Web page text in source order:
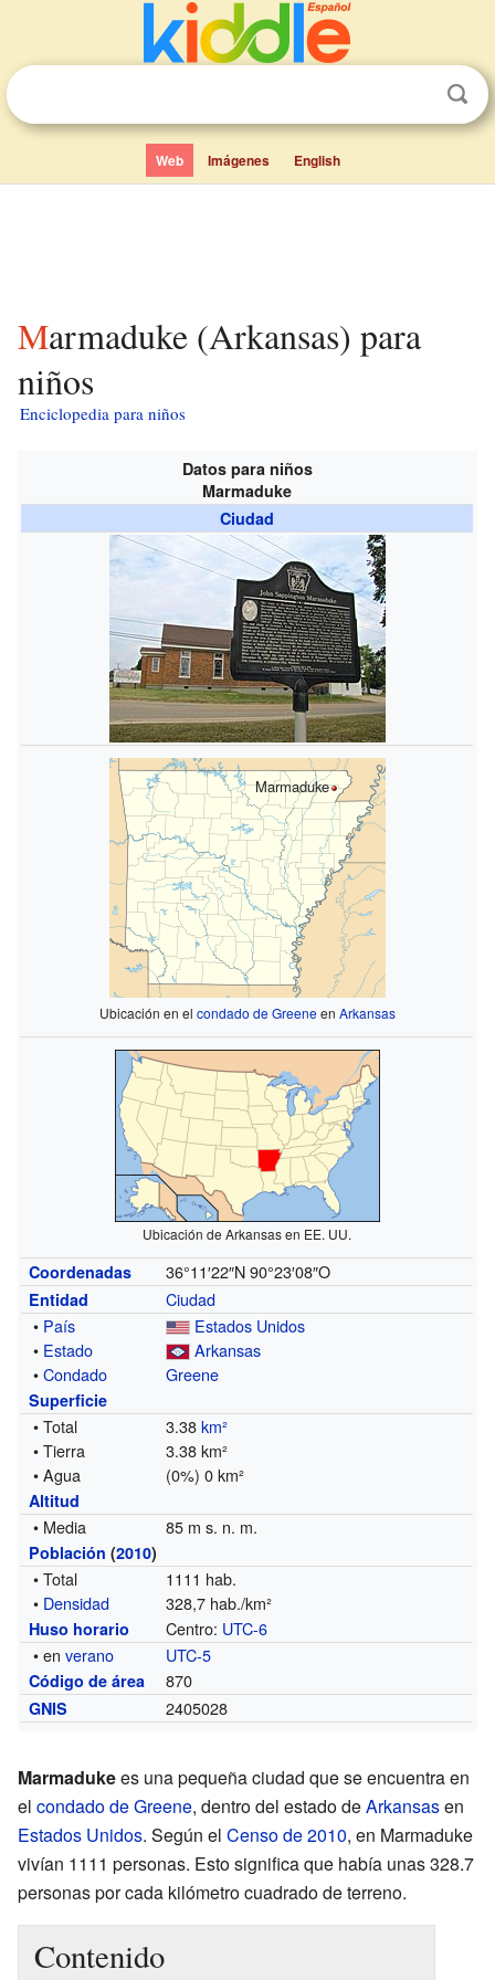
Web Imágenes English
Marmaduke (Arkansas) para
niños
Enciclopedia para niños
Datos para niños
Marmaduke
Ciudad
Marmaduke
Ubicación en el condado de Greeneen Arkansas
Ubicación de Arkansas en EE. UU.
Coordenadas 36°11′22″N 90°23′08″O
Entidad
Ciudad
• País
Estados Unidos
• Estado
Arkansas
•Condado Greene
Superficie
• Total 3.38km²
• Tierra
3.38 km²
• Agua
(0%) 0 km²
Altitud
• Media 85 m s. n. m.
Población (2010)
• Total
1111 hab.
• Densidad 328,7 hab./km²
Huso horario Centro: UTC-6
• enverano UTC-5
Código de área 870
GNIS 2405028
Marmadukees una pequeña ciudad que se encuentra en
el condado de Greene, dentro del estado deArkansasen
Estados Unidos. Según el Censo de 2010, en Marmaduke
vivían 1111 personas. Esto significa que había unas 328.7
personas por cada kilómetro cuadrado de terreno.
Contenido